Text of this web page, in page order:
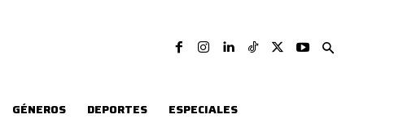
GÉNEROS DEPORTES ESPECIALES